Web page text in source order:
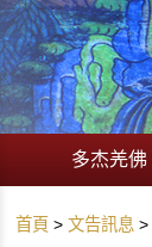
多杰羌佛
首頁 文告訊息